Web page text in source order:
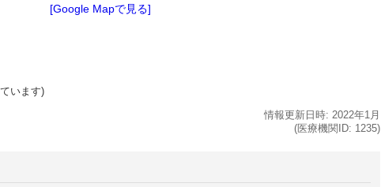
[Google Mapで見る]
います)
情報更新日時: 2022年1月
(医療機関ID: 1235)